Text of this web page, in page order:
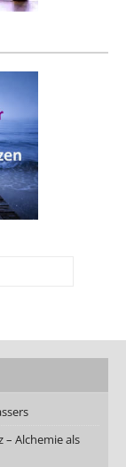
– Alchemie als